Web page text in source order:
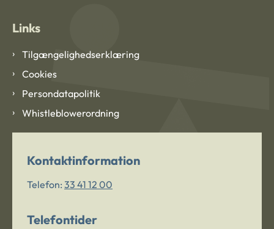
Links
Tilgængelighedserklæring
Cookies
Persondatapolitik
Whistleblowerordning
Kontaktinformation
Telefon: 33 41 12 00
Telefontider